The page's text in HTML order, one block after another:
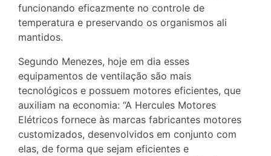
funcionando eficazmente no controle de
temperatura e preservando os organismos ali
mantidos.
Segundo Menezes, hoje em dia esses
equipamentos de ventilação são mais
tecnológicos e possuem motores eficientes, que
auxiliam na economia: “A Hercules Motores
Elétricos fornece às marcas fabricantes motores
customizados, desenvolvidos em conjunto com
elas, de forma que sejam eficientes e